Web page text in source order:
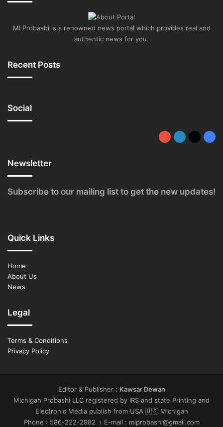
MI Probashi is a renowned news portal which provides real and
authentic news for you.
Recent Posts
Social
LinkedIn
YouTube
Newsletter
Subscribe to our mailing list to get the new updates!
Quick Links
Home
About Us
News
Legal
Terms & Conditions
Privacy Policy
Editor & Publisher : Kawsar Dewan
Michigan Probashi LLC registered by IRS and state Printing and
Electronic Media publish from USA 🇺🇸 Michigan
Phone : 586-222-2982 । E-mail : miprobashi@gmail.com